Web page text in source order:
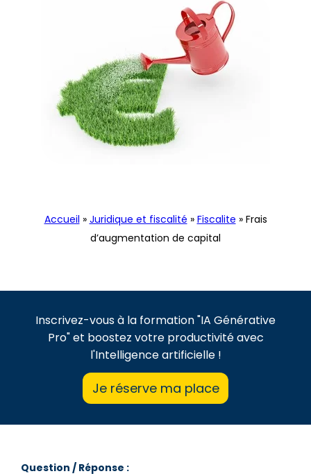
Accueil » Juridique et fiscalité » Fiscalite » Frais
d’augmentation de capital
Inscrivez-vous à la formation "IA Générative
Pro" et boostez votre productivité avec
l'Intelligence artificielle !
Je réserve ma place
Question / Réponse :